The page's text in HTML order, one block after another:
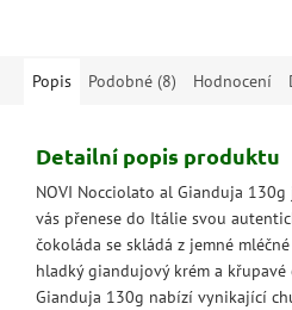
Popis Podobné (8) Hodnocení
Detailní popis produktu
NOVI Nocciolato al Gianduja
vás přenese do Itálie svou
čokoláda se skládá z jemné
hladký giandujový krém a křupavé
Gianduja 130g nabízí vynikající